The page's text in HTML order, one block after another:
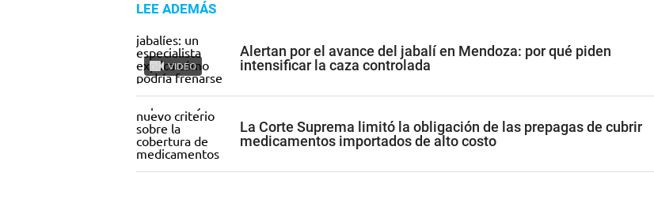
LEE ADEMÁS
VIDEO
Alertan por el avance del jabalí en Mendoza: por qué piden
intensificar la caza controlada
La Corte Suprema limitó la obligación de las prepagas de cubrir
medicamentos importados de alto costo